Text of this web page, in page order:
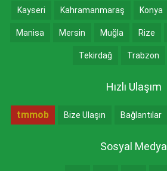
Kayseri Kahramanmaraş Konya
Manisa Mersin Muğla Rize
Tekirdağ Trabzon
Hızlı Ulaşım
tmmob Bize Ulaşın Bağlantılar
Sosyal Medya